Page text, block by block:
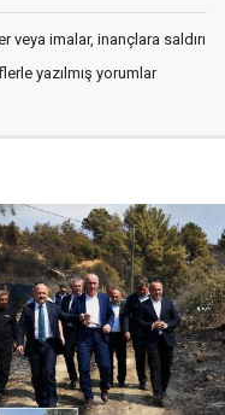
imalar, inançlara saldırı
yazılmış yorumlar